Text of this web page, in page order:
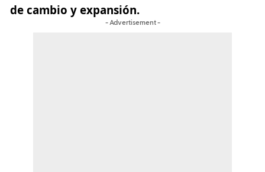
de cambio y expansión.
- Advertisement -